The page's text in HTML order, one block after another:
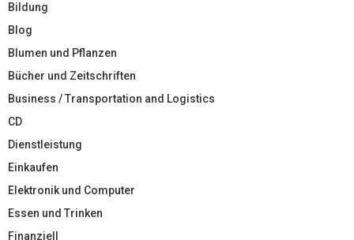
Bildung
Blog
Blumen und Pflanzen
Bücher und Zeitschriften
Business / Transportation and Logistics
CD
Dienstleistung
Einkaufen
Elektronik und Computer
Essen und Trinken
Finanziell